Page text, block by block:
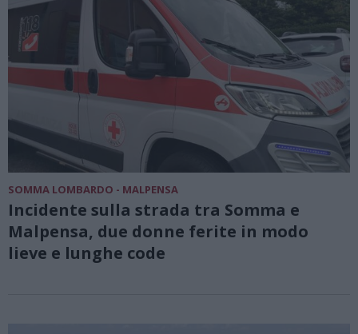
SOMMA LOMBARDO - MALPENSA
Incidente sulla strada tra Somma e
Malpensa, due donne ferite in modo
lieve e lunghe code